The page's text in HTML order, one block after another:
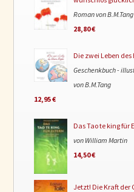
Roman von B.M.Tang
28,80 €
Die zwei Leben des
Geschenkbuch -
von B.M.Tang
12,95 €
Das Tao te king für
von William Martin
14,50 €
Jetzt! Die Kraft der